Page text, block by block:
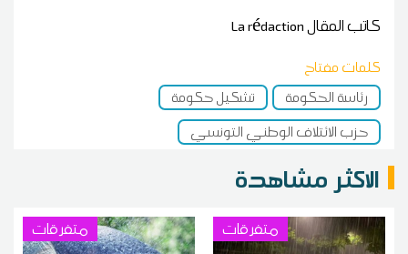
كاتب المقالLa rédaction
كلمات مفتاح
رئاسة الحكومة
تشكيل حكومة
حزب الائتلاف الوطني التونسي
الاكثر مشاهدة
متفرقات متفرقات